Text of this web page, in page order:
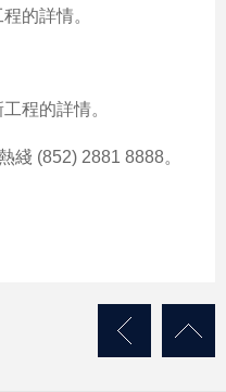
的詳情。
程的詳情。
綫 (852) 2881 8888。